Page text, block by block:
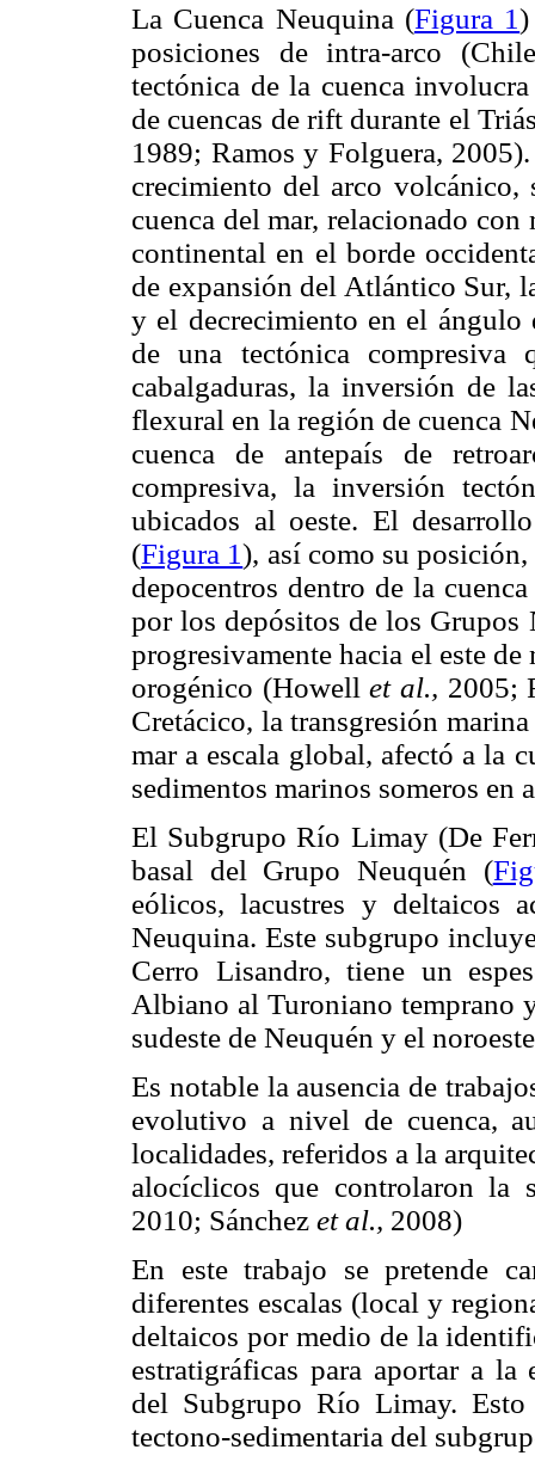
La Cuenca Neuquina (Figura 1)
posiciones de intra-arco
tectónica de la cuenca
de cuencas de rift durante el
1989; Ramos y Folguera,
crecimiento del arco
cuenca del mar, relacionado
continental en el borde
de expansión del Atlántico Sur,
y el decrecimiento en el
de una tectónica
cabalgaduras, la inversión de
flexural en la región de cuenca
cuenca de antepaís de
compresiva, la inversión
ubicados al oeste. El
(Figura 1), así como su
depocentros dentro de la
por los depósitos de los Grupos
progresivamente hacia el este
orogénico (Howellet al., 2005;
Cretácico, la transgresión
mar a escala global, afectó a la
sedimentos marinos someros
El Subgrupo Río Limay (De
basal del Grupo Neuquén (
eólicos, lacustres y deltaicos
Neuquina. Este subgrupo
Cerro Lisandro, tiene un
Albiano al Turoniano temprano
sudeste de Neuquén y el
Es notable la ausencia de
evolutivo a nivel de cuenca,
localidades, referidos a la
alocíclicos que controlaron la
2010; Sánchez et al., 2008)
En este trabajo se pretende
diferentes escalas (local y
deltaicos por medio de la
estratigráficas para aportar a la
del Subgrupo Río Limay.
tectono-sedimentaria del